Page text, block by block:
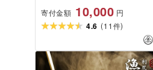
寄付金額 10,000 円
4.6 (11件)